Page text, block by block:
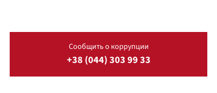
Сообщить о коррупции
+38 (044) 303 99 33